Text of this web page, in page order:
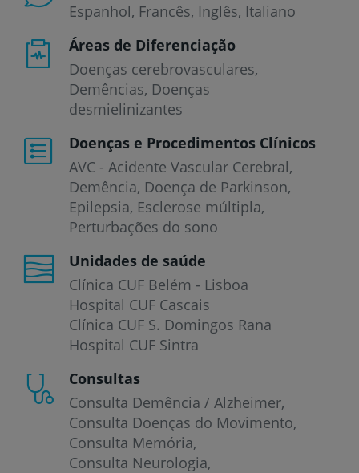
Espanhol Francês Inglês Italiano
Áreas de Diferenciação
Doenças cerebrovasculares,
Demências, Doenças
desmielinizantes
Doenças e Procedimentos Clínicos
AVC - Acidente Vascular Cerebral
Demência Doença de Parkinson
Epilepsia Esclerose múltipla
Perturbações do sono
Unidades de saúde
Clínica CUF Belém - Lisboa
Hospital CUF Cascais
Clínica CUF S. Domingos Rana
Hospital CUF Sintra
Consultas
Consulta Demência / Alzheimer
Consulta Doenças do Movimento
Consulta Memória
Consulta Neurologia